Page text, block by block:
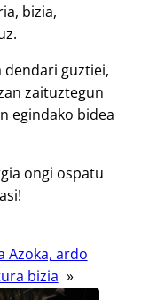
bizia,
dendari guztiei,
zaituztegun
egindako bidea
ongi ospatu
Azoka, ardo
bizia »